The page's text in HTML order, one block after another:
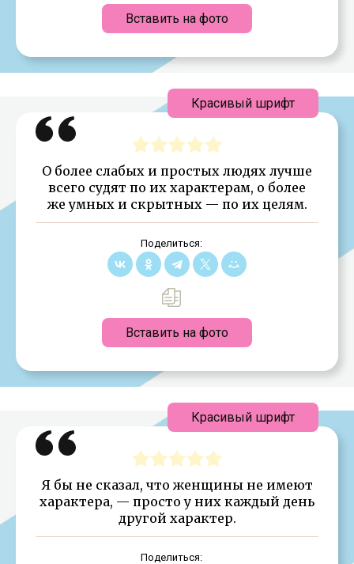
Вставить на фото
О более слабых и простых людях лучше
всего судят по их характерам, о более
же умных и скрытных — по их целям.
Поделиться:
Вставить на фото
Красивый шрифт
Я бы не сказал, что женщины не имеют
характера, — просто у них каждый день
другой характер.
Поделиться:
Красивый шрифт